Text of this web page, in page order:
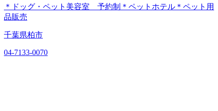
＊ドッグ・ペット美容室 予約制＊ペットホテル＊ペット用
品販売
千葉県柏市
04-7133-0070